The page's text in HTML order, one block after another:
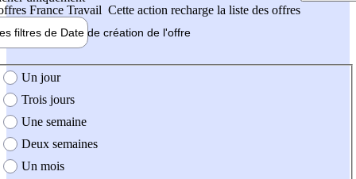
France Travail Cette action recharge la liste des offres
filtres de Date de création de l'offre
création de l'offre
Un jour
Trois jours
Une semaine
Deux semaines
Un mois